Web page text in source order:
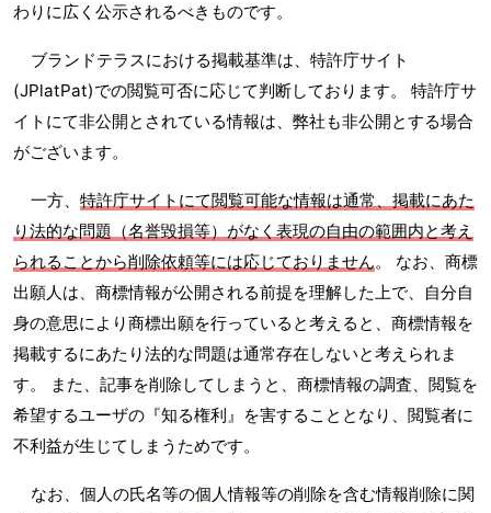
わりに広く公示されるべきものです。
ブランドテラスにおける掲載基準は、特許庁サイト
(JPlatPat)での閲覧可否に応じて判断しております。 特許庁サ
イトにて非公開とされている情報は、弊社も非公開とする場合
がございます。
一方、 特許庁サイトにて閲覧可能な情報は通常、掲載にあた
り法的な問題（名誉毀損等）がなく表現の自由の範囲内と考え
られることから削除依頼等には応じておりません。 なお、商標
出願人は、商標情報が公開される前提を理解した上で、自分自
身の意思により商標出願を行っていると考えると、商標情報を
掲載するにあたり法的な問題は通常存在しないと考えられま
す。 また、記事を削除してしまうと、商標情報の調査、閲覧を
希望するユーザの『知る権利』を害することとなり、閲覧者に
不利益が生じてしまうためです。
なお、個人の氏名等の個人情報等の削除を含む情報削除に関